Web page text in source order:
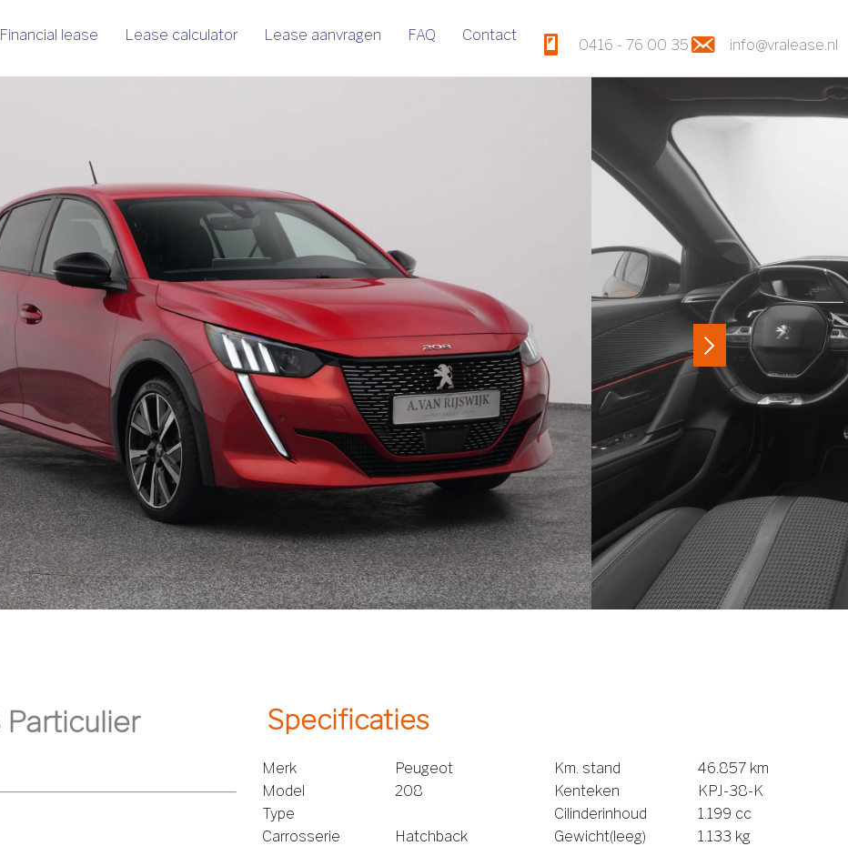
Financial lease Lease calculator Lease aanvragen FAQ Contact
0416 - 76 00 35 info@vralease.nl
Specificaties
Merk
Peugeot
Model
208
Type
Carrosserie
Hatchback
Km. stand
46.857 km
Kenteken
KPJ-38-K
Cilinderinhoud
1.199 cc
Gewicht(leeg)
1.133 kg